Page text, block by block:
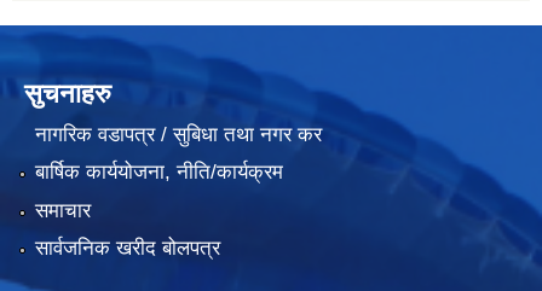
सुचनाहरु
नागरिक वडापत्र / सुबिधा तथा नगर कर
बार्षिक कार्ययोजना, नीति/कार्यक्रम
समाचार
सार्वजनिक खरीद बोलपत्र